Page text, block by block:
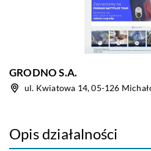
GRODNO S.A.
ul. Kwiatowa 14, 05-126
Opis działalności